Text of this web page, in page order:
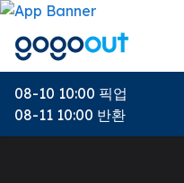
08-10 10:00 픽업
08-11 10:00 반환